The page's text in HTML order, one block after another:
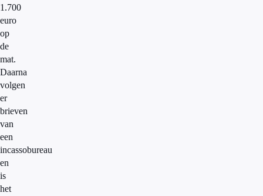
1.700
euro
op
de
mat.
Daarna
volgen
er
brieven
van
een
incassobureau
en
is
het